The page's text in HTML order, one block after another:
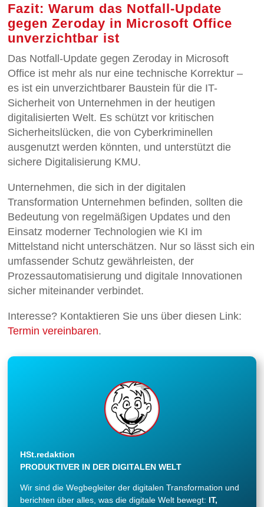
Fazit: Warum das Notfall-Update
gegen Zeroday in Microsoft Office
unverzichtbar ist
Das Notfall-Update gegen Zeroday in Microsoft
Office ist mehr als nur eine technische Korrektur –
es ist ein unverzichtbarer Baustein für die IT-
Sicherheit von Unternehmen in der heutigen
digitalisierten Welt. Es schützt vor kritischen
Sicherheitslücken, die von Cyberkriminellen
ausgenutzt werden könnten, und unterstützt die
sichere Digitalisierung KMU.
Unternehmen, die sich in der digitalen
Transformation Unternehmen befinden, sollten die
Bedeutung von regelmäßigen Updates und den
Einsatz moderner Technologien wie KI im
Mittelstand nicht unterschätzen. Nur so lässt sich ein
umfassender Schutz gewährleisten, der
Prozessautomatisierung und digitale Innovationen
sicher miteinander verbindet.
Interesse? Kontaktieren Sie uns über diesen Link:
Termin vereinbaren.
HSt.redaktion
PRODUKTIVER IN DER DIGITALEN WELT
Wir sind die Wegbegleiter der digitalen Transformation und
berichten über alles, was die digitale Welt bewegt: IT,